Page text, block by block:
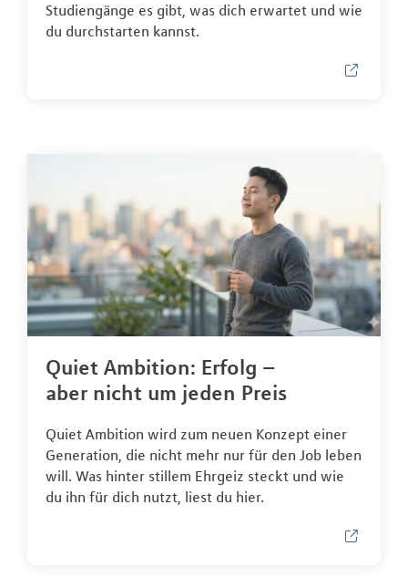
Studiengänge es gibt, was dich erwartet und wie
du durchstarten kannst.
Quiet Ambition: Erfolg –
aber nicht um jeden Preis
Quiet Ambition wird zum neuen Konzept einer
Generation, die nicht mehr nur für den Job leben
will. Was hinter stillem Ehrgeiz steckt und wie
du ihn für dich nutzt, liest du hier.